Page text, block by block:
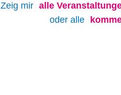
Zeig mir alle
oder alle